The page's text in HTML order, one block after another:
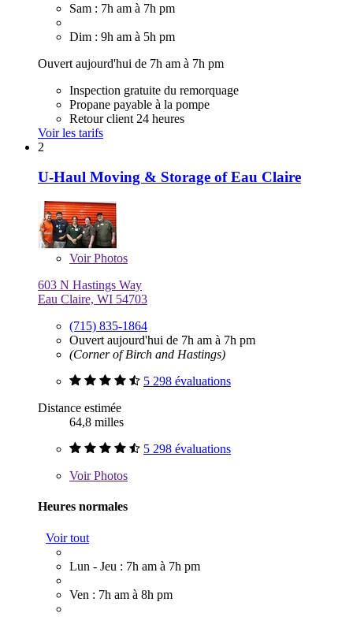
Sam : 7h am à 7h pm
Dim : 9h am à 5h pm
Ouvert aujourd'hui de 7h am à 7h pm
Inspection gratuite du remorquage
Propane payable à la pompe
Retour client 24 heures
Voir les tarifs
2
U-Haul Moving & Storage of Eau Claire
VoirPhotos
603 N Hastings Way
Eau Claire, WI 54703
(715) 835-1864
Ouvert aujourd'hui de 7h am à 7h pm
(Corner of Birch and Hastings)
5 298 évaluations
Distance estimée
64,8 milles
5 298 évaluations
VoirPhotos
Heures normales
Voir tout
Lun - Jeu : 7h am à 7h pm
Ven : 7h am à 8h pm